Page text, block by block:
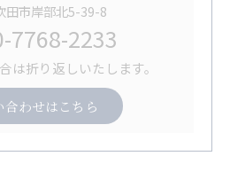
田市岸部北5-39-8
7768-2233
は折り返しいたします。
合わせはこちら